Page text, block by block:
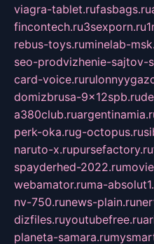
viagra-tablet.rufasbags.ru
fincontech.ru3sexporn.ru
rebus-toys.ruminelab-
seo-prodvizhenie-sajtov-
card-voice.ru
domizbrusa-9x12spb.ru
a380club.ru
perk-oka.rug-octopus.ru
naruto-x.rupursefactory.ru
spayderhed-2022.ru
webamator.ruma-
nv-750.runews-plain.ru
dizfiles.ruyoutubefree.ru
planeta-samara.ru